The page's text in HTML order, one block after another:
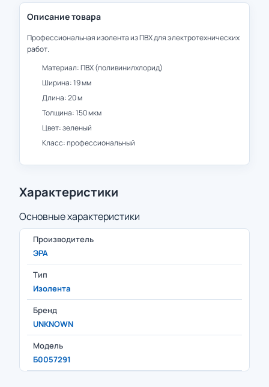
Описание товара
Профессиональная изолента из ПВХ для электротехнических
работ.
Материал: ПВХ (поливинилхлорид)
Ширина: 19 мм
Длина: 20 м
Толщина: 150 мкм
Цвет: зеленый
Класс: профессиональный
Характеристики
Основные характеристики
Производитель
ЭРА
Тип
Изолента
Бренд
UNKNOWN
Модель
Б0057291